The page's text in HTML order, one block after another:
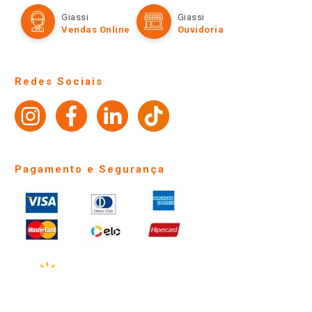
Televendas
Amigo Giassi
Perguntas frequentes
Identidade Visual
Formas de Pagamento
Políticas de entrega
Giassi
Vendas Online
Giassi
Ouvidoria
Redes Sociais
Pagamento e Segurança